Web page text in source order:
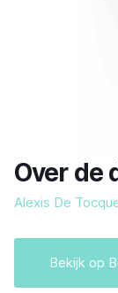
Over de
Alexis De
Bekijk op